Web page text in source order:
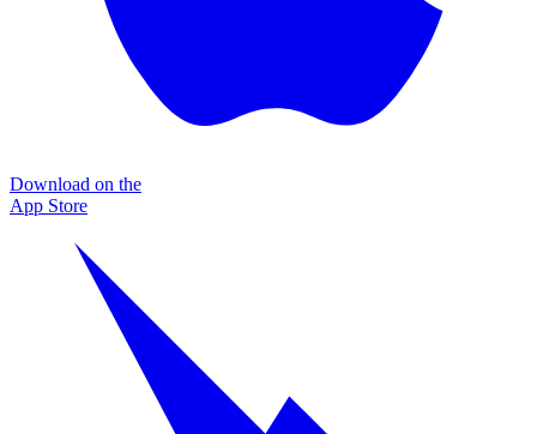
Download on the
App Store